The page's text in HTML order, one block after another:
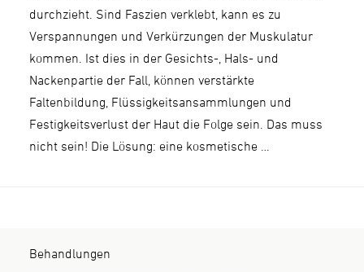
durchzieht. Sind Faszien verklebt, kann es zu
Verspannungen und Verkürzungen der Muskulatur
kommen. Ist dies in der Gesichts-, Hals- und
Nackenpartie der Fall, können verstärkte
Faltenbildung, Flüssigkeitsansammlungen und
Festigkeitsverlust der Haut die Folge sein. Das muss
nicht sein! Die Lösung: eine kosmetische …
Behandlungen